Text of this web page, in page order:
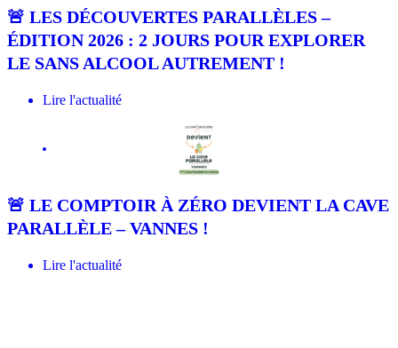
🚨 LES DÉCOUVERTES PARALLÈLES –
ÉDITION 2026 : 2 JOURS POUR EXPLORER
LE SANS ALCOOL AUTREMENT !
Lire l'actualité
🚨 LE COMPTOIR À ZÉRO DEVIENT LA CAVE
PARALLÈLE – VANNES !
Lire l'actualité